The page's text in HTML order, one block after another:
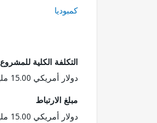
كمبوديا
التكلفة الكلية للمشروع
دولار أمريكي 15.00 مليون
مبلغ الارتباط
دولار أمريكي 15.00 مليون